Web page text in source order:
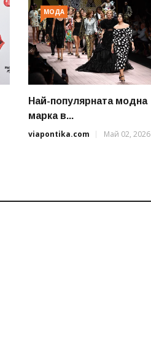
МОДА
Най-популярната модна
марка в...
viapontika.com
Май 02, 2026